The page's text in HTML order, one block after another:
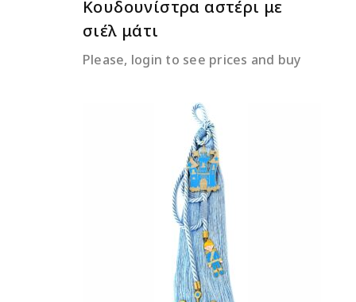
Κουδουνίστρα αστέρι με
σιέλ μάτι
Please, login to see prices and buy
ΔΙΑΒΆΣΤΕ ΠΕΡΙΣΣΌΤΕΡΑ